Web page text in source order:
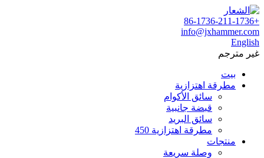
+86-1736-211-1736
info@jxhammer.com
English
غير مترجم
بيت
مطرقة اهتزازية
سائق الأكوام
قبضة جانبية
سائق البريد
مطرقة اهتزازية 450
منتجات
وصلة سريعة